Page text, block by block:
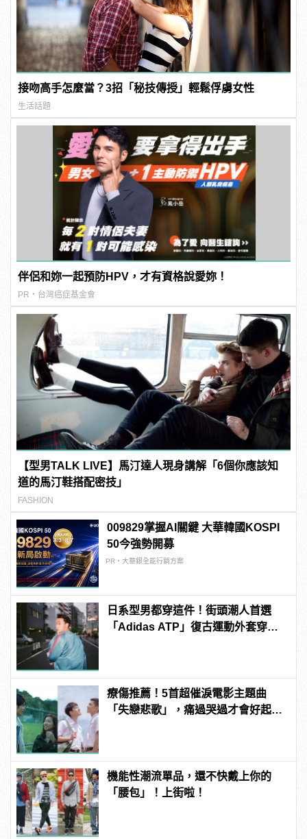
接吻高手怎麼當？3招「秘技傳授」輕鬆俘虜女性
生活話題
伴侶和妳一起預防HPV，才有資格說愛妳！
PR・台灣癌症基金會
【型男TALK LIVE】馬汀達人現身講解「6個你應該知
道的馬汀鞋搭配密技」
FASHION
009829掌握AI關鍵 大華韓國KOSPI
50今強勢開募
PR・大華銀全能行銷方案
日系型男都穿這件！街頭潮人首選
「Adidas ATP」復古運動外套穿搭
療傷推薦！5首超催淚電影主題曲
「失戀悲歌」，痛過哭過才會好起
機能性潮流單品，還不快戴上你的
「腰包」！上街啦！